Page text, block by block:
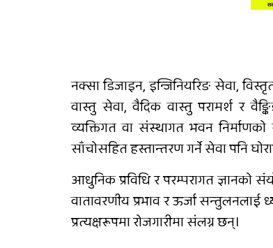
नक्सा डिजाइन, इन्जिनियरिङ सेवा,
वास्तु सेवा, वैदिक वास्तु परामर्श र
व्यक्तिगत वा संस्थागत भवन
साँचोसहित हस्तान्तरण गर्ने सेवा पनि
आधुनिक प्रविधि र परम्परागत ज्ञानको
वातावरणीय प्रभाव र ऊर्जा सन्तुलनलाई
प्रत्यक्षरूपमा रोजगारीमा संलग्न छन्।